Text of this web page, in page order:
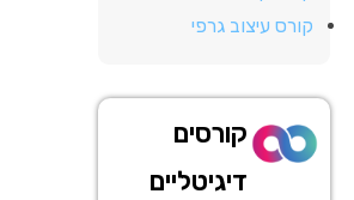
קורס עיצוב גרפי
קורסים
דיגיטליים